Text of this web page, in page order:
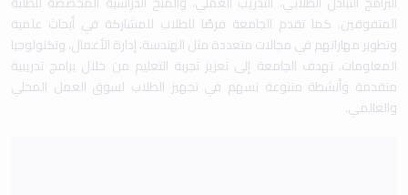
المتفوقين. كما تقدم الجامعة فرصًا للطلاب للمشاركة في أبحاث علمية
وتطوير مهاراتهم في مجالات متعددة مثل الهندسة، إدارة الأعمال، وتكنولوجيا
المعلومات. تهدف الجامعة إلى تعزيز تجربة التعليم من خلال برامج تدريبية
متقدمة وأنشطة متنوعة تسهم في تجهيز الطلاب لسوق العمل المحلي
والعالمي.